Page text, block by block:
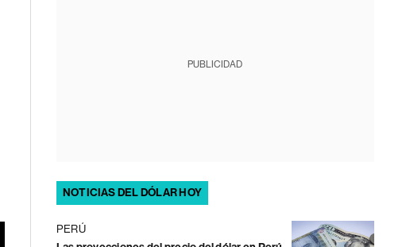
PUBLICIDAD
NOTICIAS DEL DÓLAR HOY
PERÚ